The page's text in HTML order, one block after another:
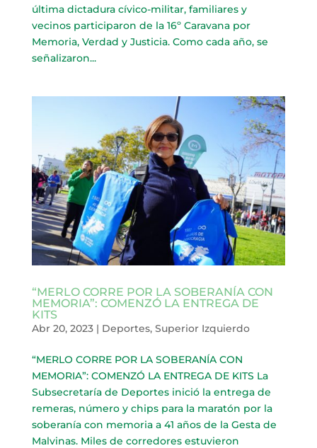
última dictadura cívico-militar, familiares y
vecinos participaron de la 16º Caravana por
Memoria, Verdad y Justicia. Como cada año, se
señalizaron...
“MERLO CORRE POR LA SOBERANÍA CON
MEMORIA”: COMENZÓ LA ENTREGA DE
KITS
Abr 20, 2023| Deportes, Superior Izquierdo
“MERLO CORRE POR LA SOBERANÍA CON
MEMORIA”: COMENZÓ LA ENTREGA DE KITS La
Subsecretaría de Deportes inició la entrega de
remeras, número y chips para la maratón por la
soberanía con memoria a 41 años de la Gesta de
Malvinas. Miles de corredores estuvieron